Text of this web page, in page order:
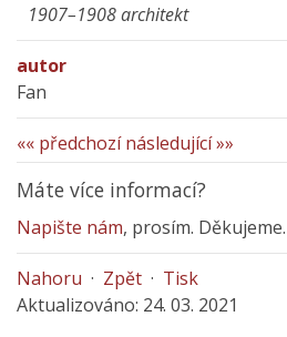
1907–1908 architekt
autor
Fan
«« předchozí následující »»
Máte více informací?
Napište nám, prosím. Děkujeme.
Nahoru · Zpět · Tisk
Aktualizováno: 24. 03. 2021